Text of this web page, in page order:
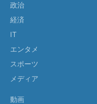
政治
経済
IT
エンタメ
スポーツ
メディア
動画